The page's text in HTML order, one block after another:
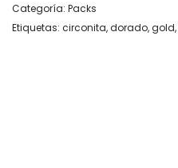
Categoría: Packs
Etiquetas: circonita,dorado,gold,